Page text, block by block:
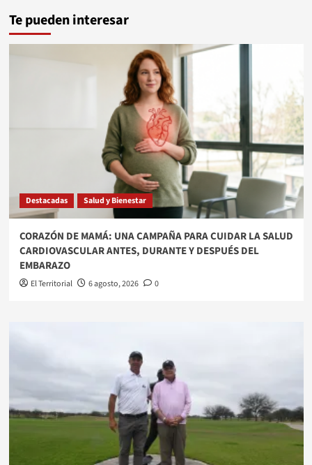
Te pueden interesar
Destacadas Salud y Bienestar
​CORAZÓN DE MAMÁ: UNA CAMPAÑA PARA CUIDAR LA SALUD
CARDIOVASCULAR ANTES, DURANTE Y DESPUÉS DEL
EMBARAZO
El Territorial 6 agosto, 2026 0